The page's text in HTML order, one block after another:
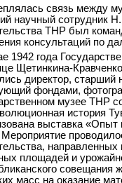
связь между
научный сотрудник
ТНР был
консультаций по
1942 года
Щетинкина-
директор,
фондами,
музее ТНР
история
выставка «Опыт
направленных
площадей и
совещания
масс на оказание